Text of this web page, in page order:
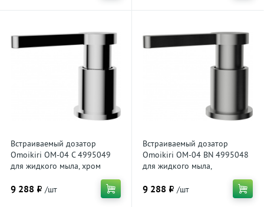
Встраиваемый дозатор
Omoikiri OM-04 C 4995049
для жидкого мыла, хром
9 288 ₽ /шт
Встраиваемый дозатор
Omoikiri OM-04 BN 4995048
для жидкого мыла,
9 288 ₽ /шт